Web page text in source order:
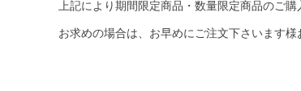
上記により期間限定商品・数量限定商品のご
お求めの場合は、お早めにご注文下さいます様